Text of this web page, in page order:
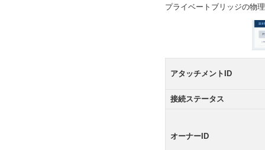
プライベートブリッジの物
アタッチメントID
接続ステータス
オーナーID